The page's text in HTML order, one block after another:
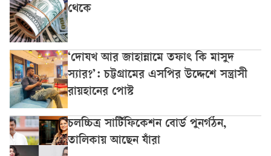
থেকে
‘দোযখ আর জাহান্নামে তফাৎ কি মাসুদ
স্যার?’: চট্টগ্রামের এসপির উদ্দেশে সন্ত্রাসী
রায়হানের পোস্ট
চলচ্চিত্র সার্টিফিকেশন বোর্ড পুনর্গঠন,
তালিকায় আছেন যাঁরা